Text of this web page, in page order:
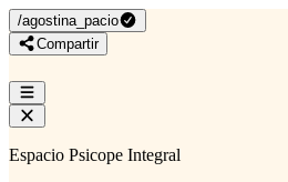
/agostina_pacio
Compartir
Espacio Psicope Integral